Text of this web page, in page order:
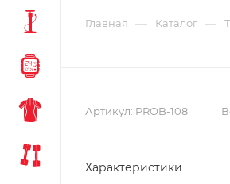
Главная — Каталог —
Артикул: PROB-108
Характеристики